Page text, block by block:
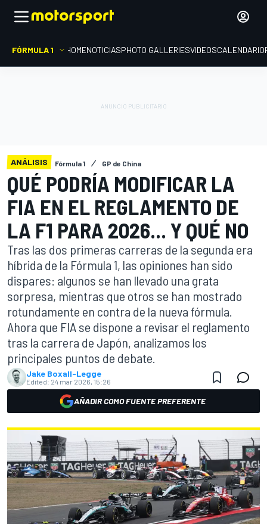
FÓRMULA 1 HOMENOTICIASPHOTO GALLERIESVIDEOSCALENDARIO
ANÁLISIS Fórmula 1 GP de China
QUÉ PODRÍA MODIFICAR LA
FIA EN EL REGLAMENTO DE
LA F1 PARA 2026... Y QUÉ NO
Tras las dos primeras carreras de la segunda era
híbrida de la Fórmula 1, las opiniones han sido
dispares: algunos se han llevado una grata
sorpresa, mientras que otros se han mostrado
rotundamente en contra de la nueva fórmula.
Ahora que FIA se dispone a revisar el reglamento
tras la carrera de Japón, analizamos los
principales puntos de debate.
Jake Boxall-Legge
Edited: 24 mar 2026, 15:26
AÑADIR COMO FUENTE PREFERENTE